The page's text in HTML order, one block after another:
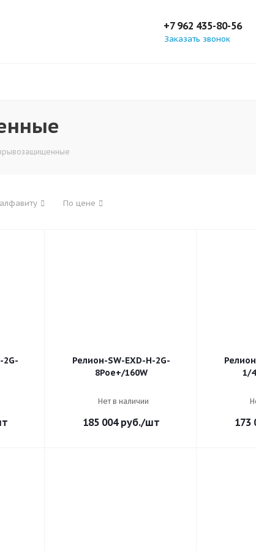
+7 962 435-80-56
Заказать звонок
По цене
2G-
Релион-SW-EXD-Н-2G-
8Poe+/160W
Нет в наличии
185 004руб./шт
1/
173